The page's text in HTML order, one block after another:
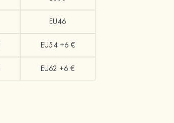
EU46
EU54 +6 €
EU62 +6 €